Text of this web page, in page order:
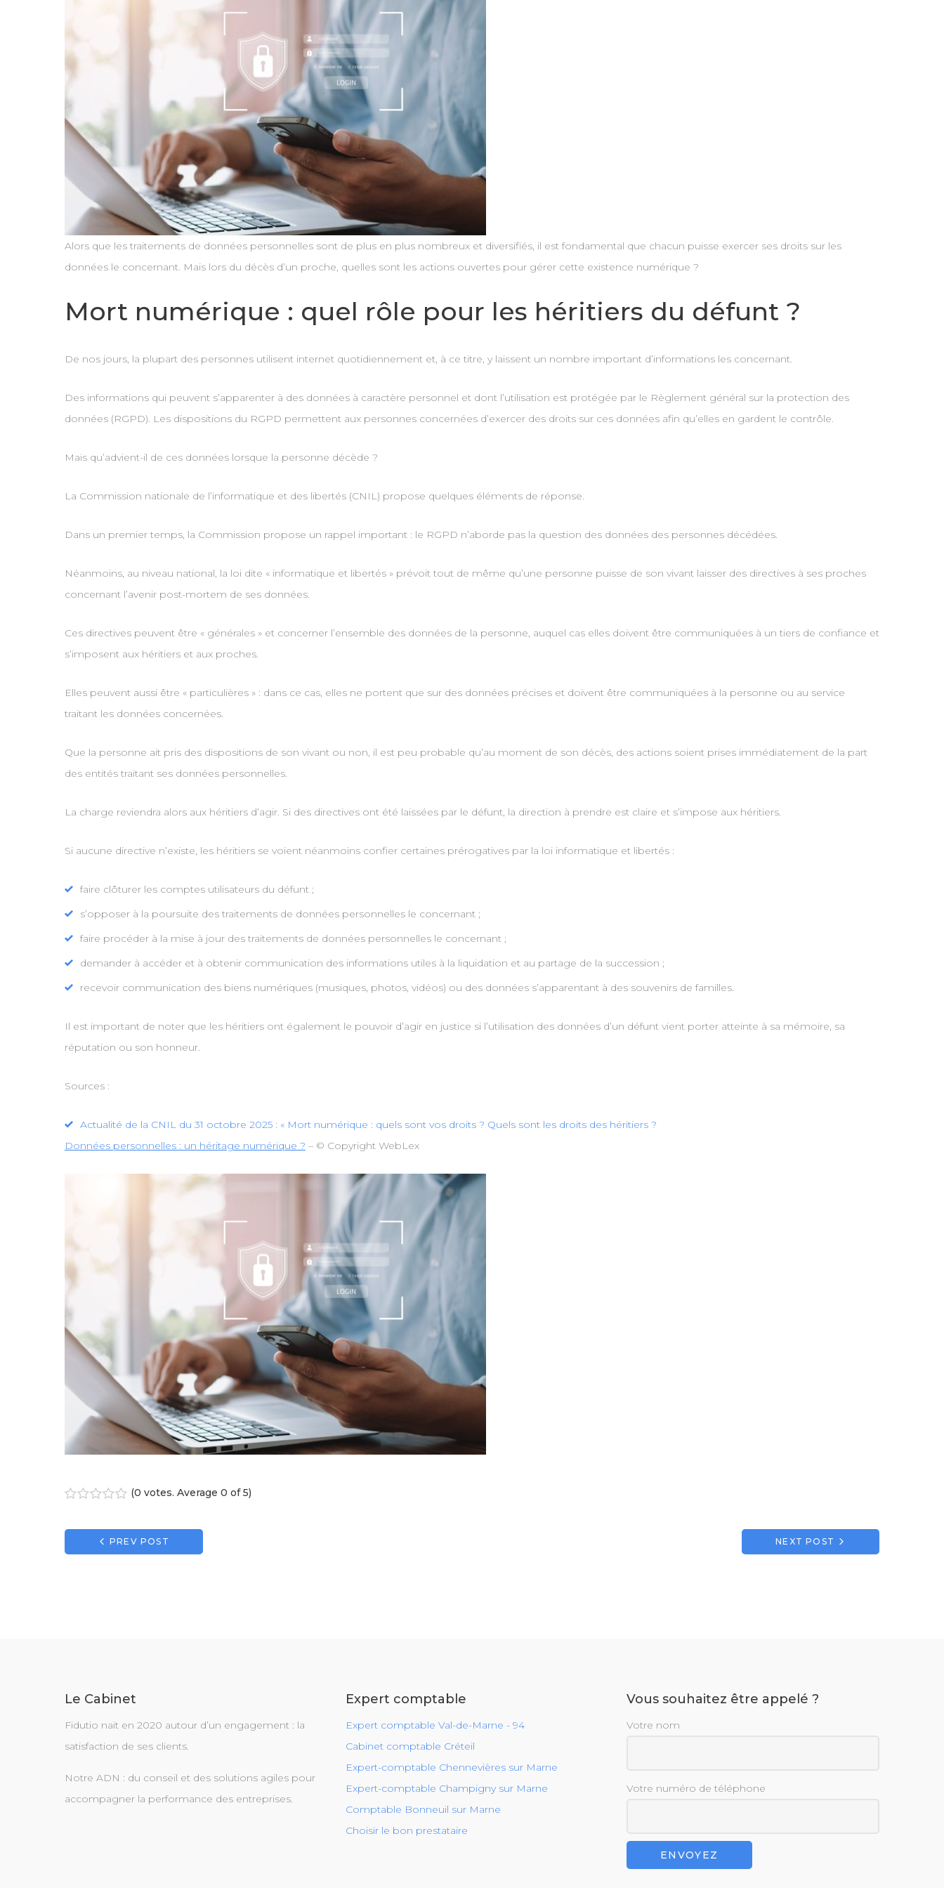
Alors que les traitements de données personnelles sont de plus en plus nombreux et diversifiés, il est fondamental que chacun puisse exercer ses droits sur les
données le concernant. Mais lors du décès d’un proche, quelles sont les actions ouvertes pour gérer cette existence numérique ?
Mort numérique : quel rôle pour les héritiers du défunt ?
De nos jours, la plupart des personnes utilisent internet quotidiennement et, à ce titre, y laissent un nombre important d’informations les concernant.
Des informations qui peuvent s’apparenter à des données à caractère personnel et dont l’utilisation est protégée par le Règlement général sur la protection des
données (RGPD). Les dispositions du RGPD permettent aux personnes concernées d’exercer des droits sur ces données afin qu’elles en gardent le contrôle.
Mais qu’advient-il de ces données lorsque la personne décède ?
La Commission nationale de l’informatique et des libertés (CNIL) propose quelques éléments de réponse.
Dans un premier temps, la Commission propose un rappel important : le RGPD n’aborde pas la question des données des personnes décédées.
Néanmoins, au niveau national, la loi dite « informatique et libertés » prévoit tout de même qu’une personne puisse de son vivant laisser des directives à ses proches
concernant l’avenir post-mortem de ses données.
Ces directives peuvent être « générales » et concerner l’ensemble des données de la personne, auquel cas elles doivent être communiquées à un tiers de confiance et
s’imposent aux héritiers et aux proches.
Elles peuvent aussi être « particulières » : dans ce cas, elles ne portent que sur des données précises et doivent être communiquées à la personne ou au service
traitant les données concernées.
Que la personne ait pris des dispositions de son vivant ou non, il est peu probable qu’au moment de son décès, des actions soient prises immédiatement de la part
des entités traitant ses données personnelles.
La charge reviendra alors aux héritiers d’agir. Si des directives ont été laissées par le défunt, la direction à prendre est claire et s’impose aux héritiers.
Si aucune directive n’existe, les héritiers se voient néanmoins confier certaines prérogatives par la loi informatique et libertés :
faire clôturer les comptes utilisateurs du défunt ;
s’opposer à la poursuite des traitements de données personnelles le concernant ;
faire procéder à la mise à jour des traitements de données personnelles le concernant ;
demander à accéder et à obtenir communication des informations utiles à la liquidation et au partage de la succession ;
recevoir communication des biens numériques (musiques, photos, vidéos) ou des données s’apparentant à des souvenirs de familles.
Il est important de noter que les héritiers ont également le pouvoir d’agir en justice si l’utilisation des données d’un défunt vient porter atteinte à sa mémoire, sa
réputation ou son honneur.
Sources :
Actualité de la CNIL du 31 octobre 2025 : « Mort numérique : quels sont vos droits ? Quels sont les droits des héritiers ?
Données personnelles : un héritage numérique ? – © Copyright WebLex
(0 votes. Average 0 of 5)
Navigation
PREV POST NEXT POST
Le Cabinet
Fidutio nait en 2020 autour d’un engagement : la
satisfaction de ses clients.
Notre ADN : du conseil et des solutions agiles pour
accompagner la performance des entreprises.
Expert comptable
Expert comptable Val-de-Marne - 94
Cabinet comptable Créteil
Expert-comptable Chennevières sur Marne
Expert-comptable Champigny sur Marne
Comptable Bonneuil sur Marne
Choisir le bon prestataire
Vous souhaitez être appelé ?
Votre nom
Votre numéro de téléphone